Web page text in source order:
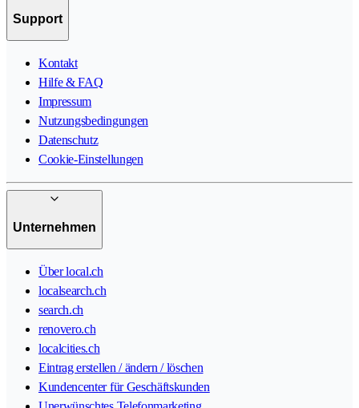
Support
Kontakt
Hilfe & FAQ
Impressum
Nutzungsbedingungen
Datenschutz
Cookie-Einstellungen
Unternehmen
Über local.ch
localsearch.ch
search.ch
renovero.ch
localcities.ch
Eintrag erstellen / ändern / löschen
Kundencenter für Geschäftskunden